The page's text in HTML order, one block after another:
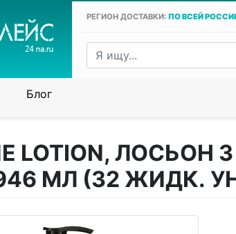
РЕГИОН ДОСТАВКИ: ПО ВСЕЙ
Блог
LOTION, ЛОСЬОН
МЛ (32 ЖИДК.